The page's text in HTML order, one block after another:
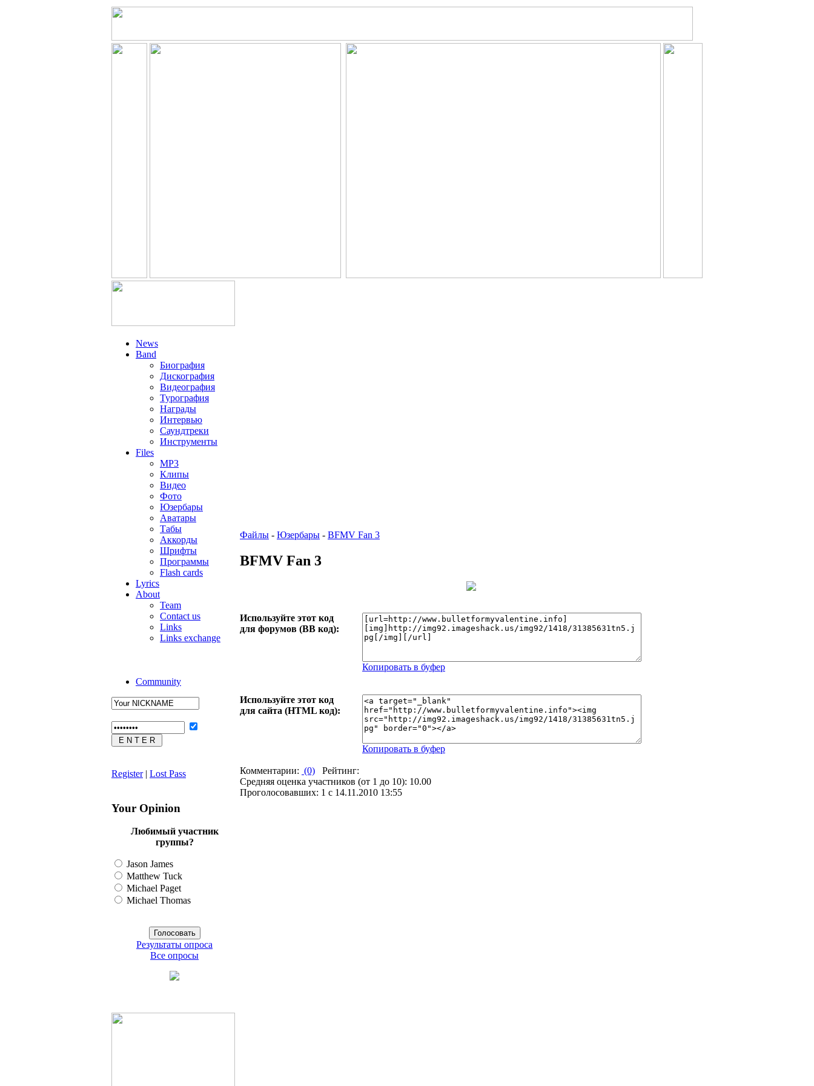
News
Band
Биография
Дискография
Видеография
Турография
Награды
Интервью
Саундтреки
Инструменты
Files
MP3
Клипы
Видео
Фото
Юзербары
Аватары
Табы
Аккорды
Шрифты
Программы
Flash cards
Lyrics
About
Team
Contact us
Links
Links exchange
Community
Register| Lost Pass
Your Opinion
Любимый участник
группы?
Jason James
Matthew Tuck
Michael Paget
Michael Thomas
Результаты опроса
Все опросы
Файлы - Юзербары - BFMV Fan 3
BFMV Fan 3
Используйте этот код
для форумов (BB код):
Копировать в буфер
Используйте этот код
для сайта (HTML код):
Копировать в буфер
Комментарии: (0) Рейтинг:
Средняя оценка участников (от 1 до 10): 10.00
Проголосовавших: 1 с 14.11.2010 13:55